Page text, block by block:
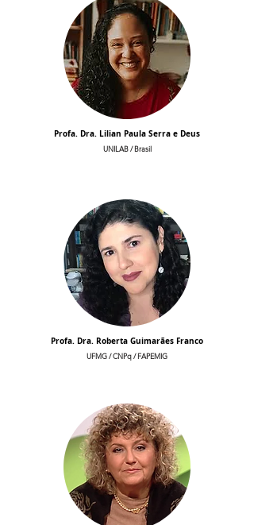
Profa. Dra. Lilian Paula Serra e Deus
UNILAB / Brasil
Profa. Dra. Roberta Guimarães Franco
UFMG /CNPq / FAPEMIG